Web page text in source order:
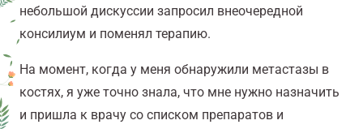
небольшой дискуссии запросил внеочередной
консилиум и поменял терапию.
На момент, когда у меня обнаружили метастазы в
костях, я уже точно знала, что мне нужно назначить
и пришла к врачу со списком препаратов и